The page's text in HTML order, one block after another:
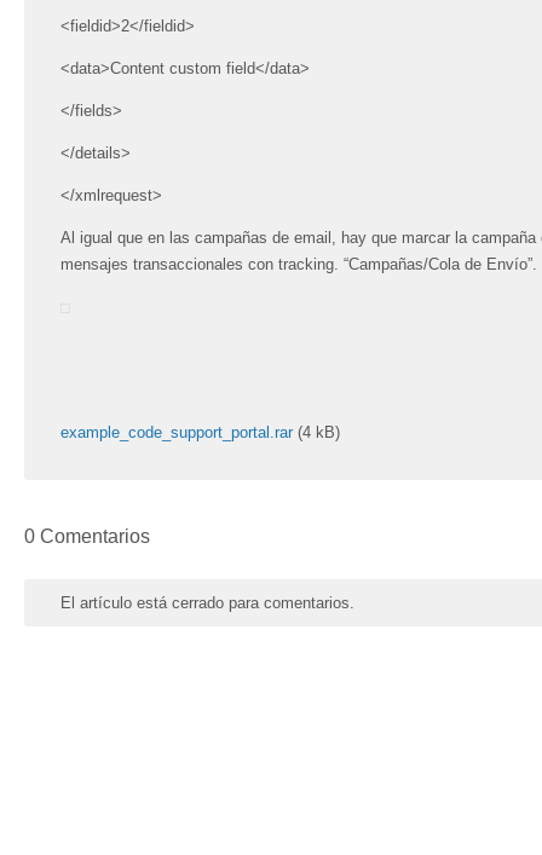
<fieldid>2</fieldid>
<data>Content custom field</data>
</fields>
</details>
</xmlrequest>
Al igual que en las campañas de email, hay que marcar la
mensajes transaccionales con tracking. “Campañas/Cola de Envío”.
example_code_support_portal.rar (4 kB)
0 Comentarios
El artículo está cerrado para comentarios.